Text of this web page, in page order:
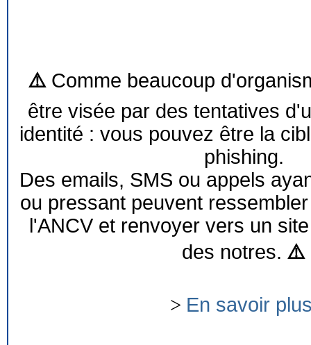
⚠️ Comme beaucoup
être visée par des tentatives
identité : vous pouvez être la
phishing.
Des emails, SMS ou appels
ou pressant peuvent
l'ANCV et renvoyer vers un
des notres. ⚠️
> En savoir